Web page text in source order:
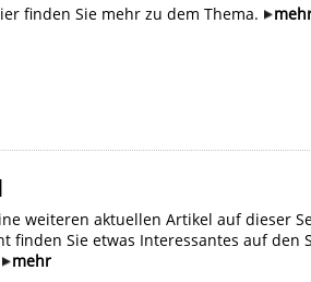
finden Sie mehr zu dem Thema.
weiteren aktuellen Artikel auf dieser
finden Sie etwas Interessantes auf den
mehr